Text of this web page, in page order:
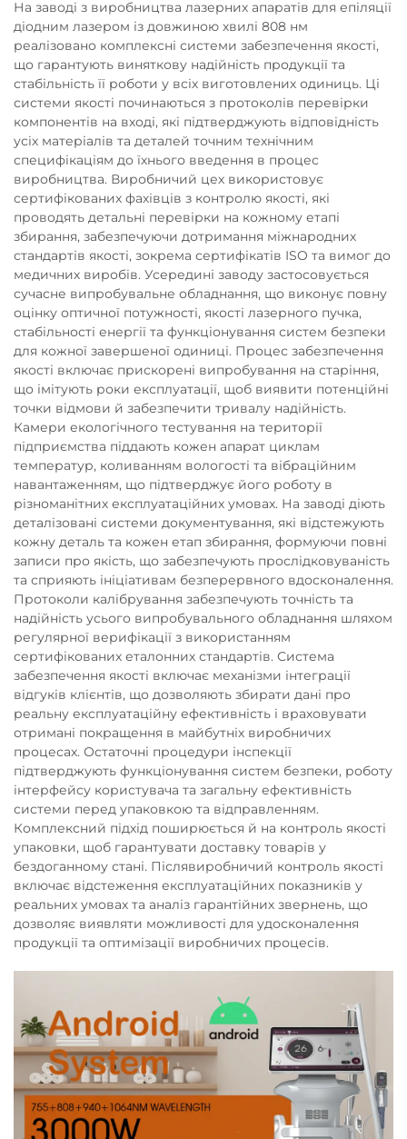
На заводі з виробництва лазерних апаратів для епіляції
діодним лазером із довжиною хвилі 808 нм
реалізовано комплексні системи забезпечення якості,
що гарантують виняткову надійність продукції та
стабільність її роботи у всіх виготовлених одиниць. Ці
системи якості починаються з протоколів перевірки
компонентів на вході, які підтверджують відповідність
усіх матеріалів та деталей точним технічним
специфікаціям до їхнього введення в процес
виробництва. Виробничий цех використовує
сертифікованих фахівців з контролю якості, які
проводять детальні перевірки на кожному етапі
збирання, забезпечуючи дотримання міжнародних
стандартів якості, зокрема сертифікатів ISO та вимог до
медичних виробів. Усередині заводу застосовується
сучасне випробувальне обладнання, що виконує повну
оцінку оптичної потужності, якості лазерного пучка,
стабільності енергії та функціонування систем безпеки
для кожної завершеної одиниці. Процес забезпечення
якості включає прискорені випробування на старіння,
що імітують роки експлуатації, щоб виявити потенційні
точки відмови й забезпечити тривалу надійність.
Камери екологічного тестування на території
підприємства піддають кожен апарат циклам
температур, коливанням вологості та вібраційним
навантаженням, що підтверджує його роботу в
різноманітних експлуатаційних умовах. На заводі діють
деталізовані системи документування, які відстежують
кожну деталь та кожен етап збирання, формуючи повні
записи про якість, що забезпечують прослідковуваність
та сприяють ініціативам безперервного вдосконалення.
Протоколи калібрування забезпечують точність та
надійність усього випробувального обладнання шляхом
регулярної верифікації з використанням
сертифікованих еталонних стандартів. Система
забезпечення якості включає механізми інтеграції
відгуків клієнтів, що дозволяють збирати дані про
реальну експлуатаційну ефективність і враховувати
отримані покращення в майбутніх виробничих
процесах. Остаточні процедури інспекції
підтверджують функціонування систем безпеки, роботу
інтерфейсу користувача та загальну ефективність
системи перед упаковкою та відправленням.
Комплексний підхід поширюється й на контроль якості
упаковки, щоб гарантувати доставку товарів у
бездоганному стані. Післявиробничий контроль якості
включає відстеження експлуатаційних показників у
реальних умовах та аналіз гарантійних звернень, що
дозволяє виявляти можливості для удосконалення
продукції та оптимізації виробничих процесів.